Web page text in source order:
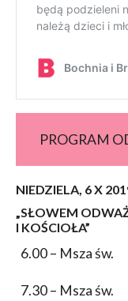
PROGRAM
NIEDZIELA, 6 X
„SŁOWEM
I KOŚCIOŁA”
6.00 – Msza św.
7.30 – Msza św.